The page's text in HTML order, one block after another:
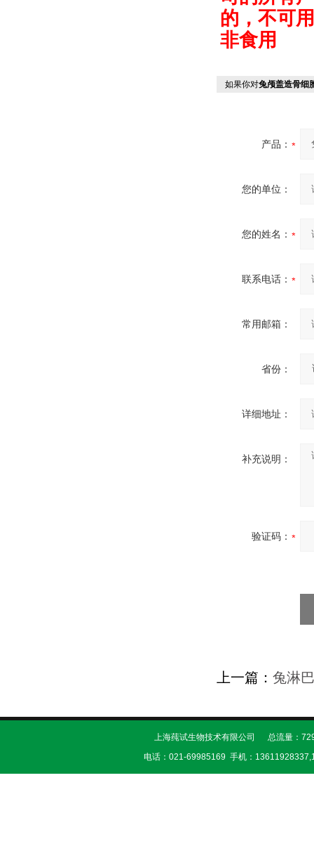
的，不可
非食用
如果你对兔颅盖造骨细
产品：
您的单位：
您的姓名：
联系电话：
常用邮箱：
省份：
详细地址：
补充说明：
验证码：
上一篇： 兔淋
上海莼试生物技术有限公司 总流量：
电话：021-69985169 手机：